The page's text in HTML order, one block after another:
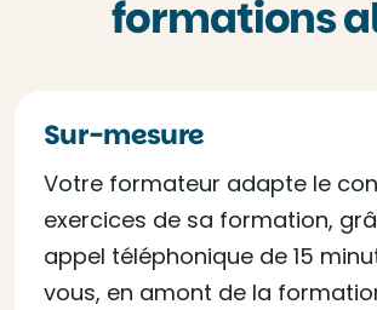
formations
Sur-mesure
Votre formateur adapte le
exercices de sa formation,
appel téléphonique de 15
vous, en amont de la